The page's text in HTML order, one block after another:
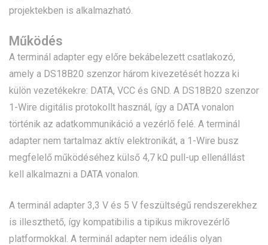
projektekben is alkalmazható.
Működés
A terminál adapter egy előre bekábelezett csatlakozó,
amely a DS18B20 szenzor három kivezetését hozza ki
külön vezetékekre: DATA, VCC és GND. A DS18B20 szenzor
1-Wire digitális protokollt használ, így a DATA vonalon
történik az adatkommunikáció a vezérlő felé. A terminál
adapter nem tartalmaz aktív elektronikát, a 1-Wire busz
megfelelő működéséhez külső 4,7 kΩ pull-up ellenállást
kell alkalmazni a DATA vonalon.
A terminál adapter 3,3 V és 5 V feszültségű rendszerekhez
is illeszthető, így kompatibilis a tipikus mikrovezérlő
platformokkal. A terminál adapter nem ideális olyan